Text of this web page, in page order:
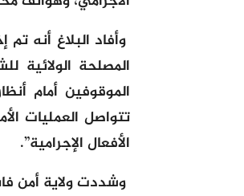
وأفاد البلاغ أنه
المصلحة الولائية
الموقوفين أمام
تتواصل العمليات
الأفعال الإجرامية”.
وشددت ولاية أمن